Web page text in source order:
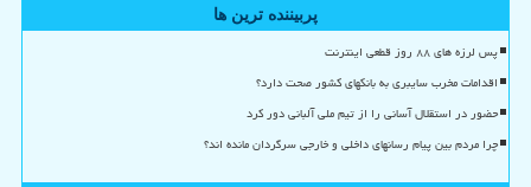
پربیننده ترین ها
پس لرزه های ۸۸ روز قطعی اینترنت
اقدامات مخرب سایبری به بانکهای کشور صحت دارد؟
حضور در استقلال آسانی را از تیم ملی آلبانی دور کرد
چرا مردم بین پیام رسانهای داخلی و خارجی سرگردان مانده اند؟